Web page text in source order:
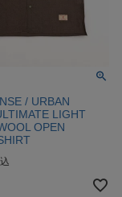
/ URBAN
LIGHT
OPEN